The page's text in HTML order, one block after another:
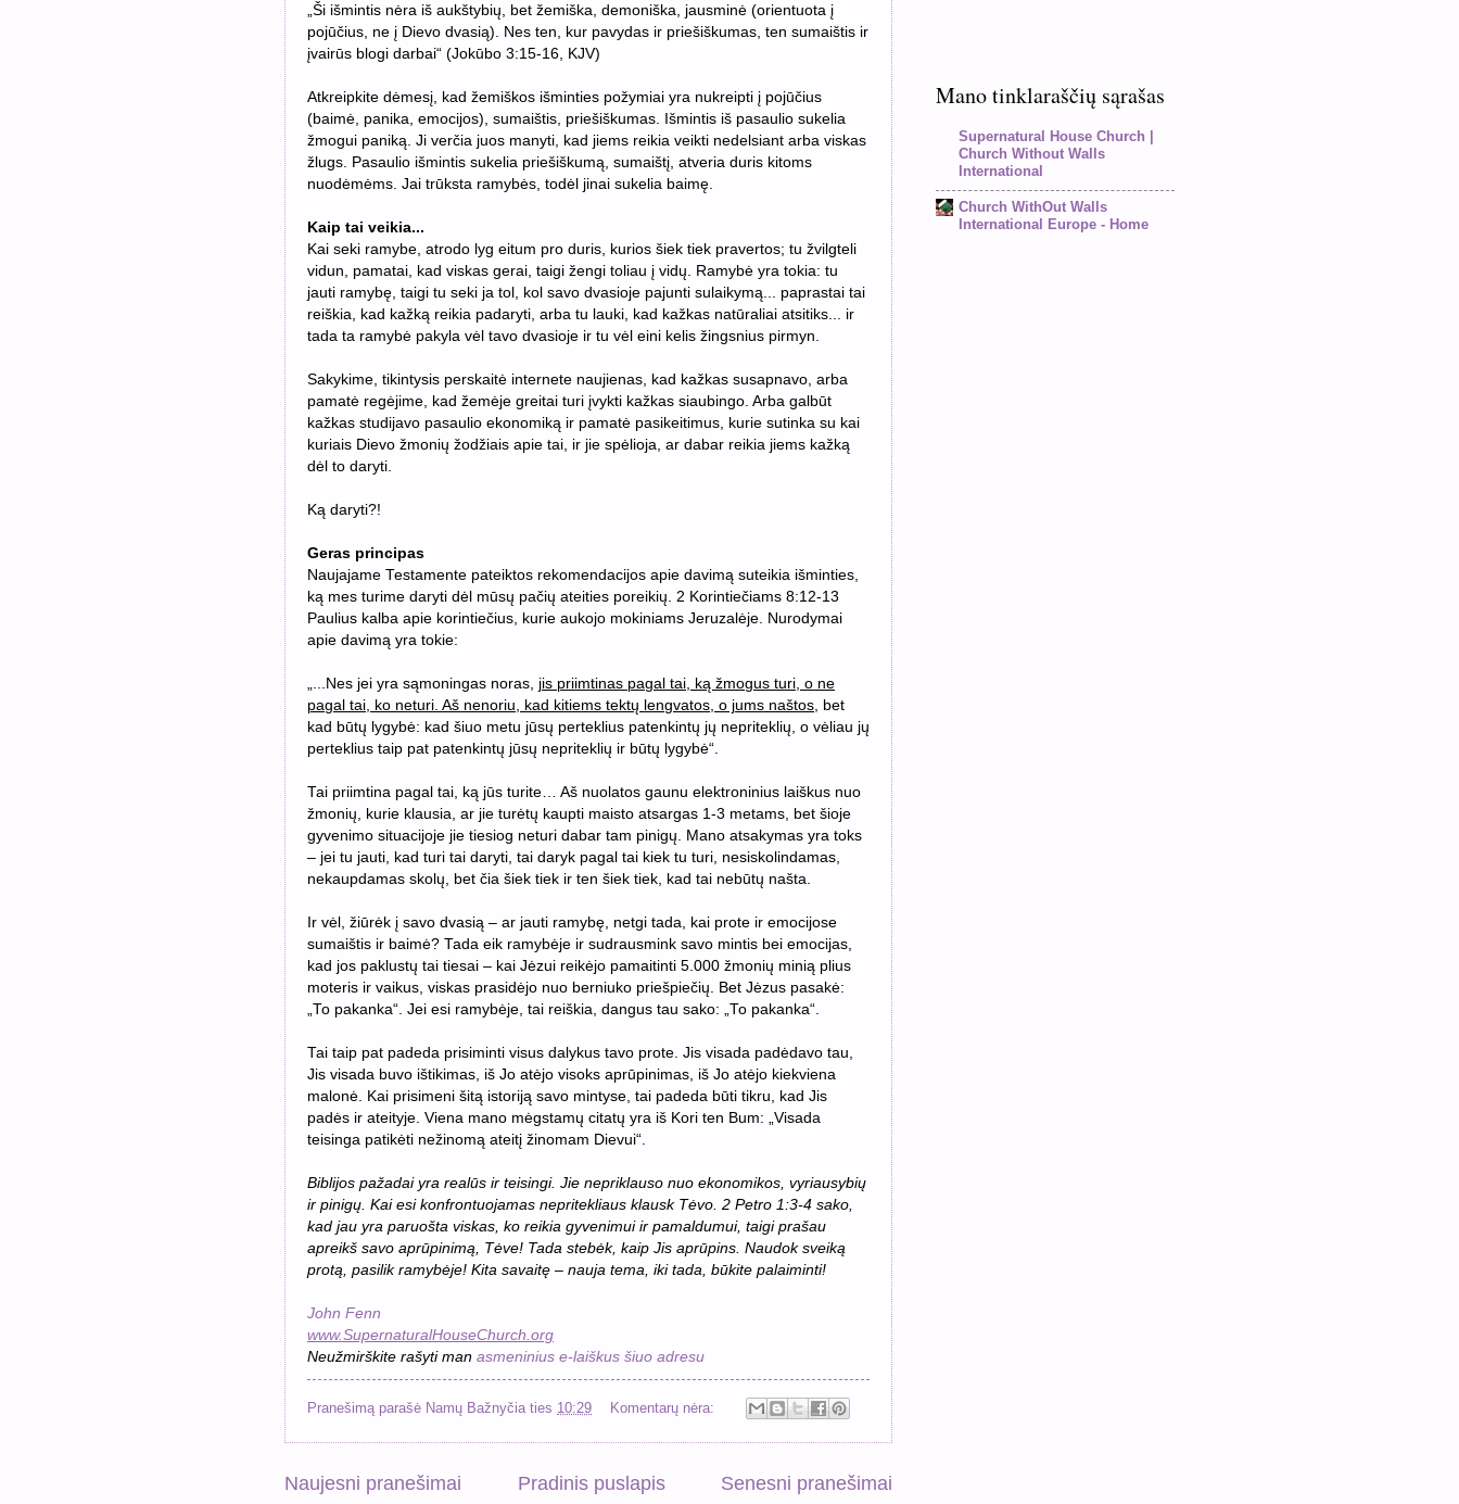
„Ši išmintis nėra iš aukštybių, bet žemiška, demoniška, jausminė (orientuota į
pojūčius, ne į Dievo dvasią). Nes ten, kur pavydas ir priešiškumas, ten sumaištis ir
įvairūs blogi darbai“ (Jokūbo 3:15-16, KJV)
Atkreipkite dėmesį, kad žemiškos išminties požymiai yra nukreipti į pojūčius
(baimė, panika, emocijos), sumaištis, priešiškumas. Išmintis iš pasaulio sukelia
žmogui paniką. Ji verčia juos manyti, kad jiems reikia veikti nedelsiant arba viskas
žlugs. Pasaulio išmintis sukelia priešiškumą, sumaištį, atveria duris kitoms
nuodėmėms. Jai trūksta ramybės, todėl jinai sukelia baimę.
Kaip tai veikia...
Kai seki ramybe, atrodo lyg eitum pro duris, kurios šiek tiek pravertos; tu žvilgteli
vidun, pamatai, kad viskas gerai, taigi žengi toliau į vidų. Ramybė yra tokia: tu
jauti ramybę, taigi tu seki ja tol, kol savo dvasioje pajunti sulaikymą... paprastai tai
reiškia, kad kažką reikia padaryti, arba tu lauki, kad kažkas natūraliai atsitiks... ir
tada ta ramybė pakyla vėl tavo dvasioje ir tu vėl eini kelis žingsnius pirmyn.
Sakykime, tikintysis perskaitė internete naujienas, kad kažkas susapnavo, arba
pamatė regėjime, kad žemėje greitai turi įvykti kažkas siaubingo. Arba galbūt
kažkas studijavo pasaulio ekonomiką ir pamatė pasikeitimus, kurie sutinka su kai
kuriais Dievo žmonių žodžiais apie tai, ir jie spėlioja, ar dabar reikia jiems kažką
dėl to daryti.
Ką daryti?!
Geras principas
Naujajame Testamente pateiktos rekomendacijos apie davimą suteikia išminties,
ką mes turime daryti dėl mūsų pačių ateities poreikių. 2 Korintiečiams 8:12-13
Paulius kalba apie korintiečius, kurie aukojo mokiniams Jeruzalėje. Nurodymai
apie davimą yra tokie:
Nes jei yra sąmoningas noras, jis priimtinas pagal tai, ką žmogus turi, o ne
pagal tai, ko neturi. Aš nenoriu, kad kitiems tektų lengvatos, o jums naštos
bet
kad būtų lygybė: kad šiuo metu jūsų perteklius patenkintų jų nepriteklių, o vėliau jų
perteklius taip pat patenkintų jūsų nepriteklių ir būtų lygybė“.
Tai priimtina pagal tai, ką jūs turite… Aš nuolatos gaunu elektroninius laiškus nuo
žmonių, kurie klausia, ar jie turėtų kaupti maisto atsargas 1-3 metams, bet šioje
gyvenimo situacijoje jie tiesiog neturi dabar tam pinigų. Mano atsakymas yra toks
– jei tu jauti, kad turi tai daryti, tai daryk pagal tai kiek tu turi, nesiskolindamas,
nekaupdamas skolų, bet čia šiek tiek ir ten šiek tiek, kad tai nebūtų našta.
Ir vėl, žiūrėk į savo dvasią – ar jauti ramybę, netgi tada, kai prote ir emocijose
sumaištis ir baimė? Tada eik ramybėje ir sudrausmink savo mintis bei emocijas,
kad jos paklustų tai tiesai – kai Jėzui reikėjo pamaitinti 5.000 žmonių minią plius
moteris ir vaikus, viskas prasidėjo nuo berniuko priešpiečių. Bet Jėzus pasakė:
„To pakanka“. Jei esi ramybėje, tai reiškia, dangus tau sako: „To pakanka“.
Tai taip pat padeda prisiminti visus dalykus tavo prote. Jis visada padėdavo tau,
Jis visada buvo ištikimas, iš Jo atėjo visoks aprūpinimas, iš Jo atėjo kiekviena
malonė. Kai prisimeni šitą istoriją savo mintyse, tai padeda būti tikru, kad Jis
padės ir ateityje. Viena mano mėgstamų citatų yra iš Kori ten Bum: „Visada
teisinga patikėti nežinomą ateitį žinomam Dievui“.
Biblijos pažadai yra realūs ir teisingi. Jie nepriklauso nuo ekonomikos, vyriausybių
ir pinigų. Kai esi konfrontuojamas nepritekliaus klausk Tėvo. 2 Petro 1:3-4 sako,
kad jau yra paruošta viskas, ko reikia gyvenimui ir pamaldumui, taigi prašau
apreikš savo aprūpinimą, Tėve! Tada stebėk, kaip Jis aprūpins. Naudok sveiką
protą, pasilik ramybėje! Kita savaitę – nauja tema, iki tada, būkite palaiminti!
John Fenn
www.SupernaturalHouseChurch.org
Neužmirškite rašyti man asmeninius e-laiškus šiuo adresu
Pranešimą parašė Namų Bažnyčia ties 10:29 Komentarų nėra:
Naujesni pranešimai Senesni pranešimai
Pradinis puslapis
Mano tinklaraščių sąrašas
Supernatural House Church |
Church Without Walls
International
Church WithOut Walls
International Europe - Home